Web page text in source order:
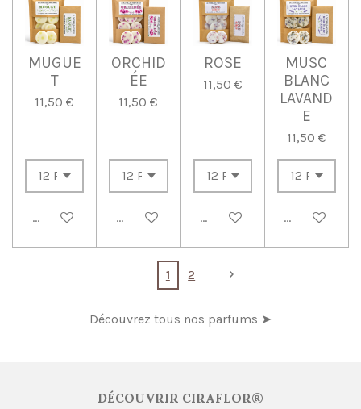
MUGUE
T
11,50 €
Ajouter au panier
ORCHID
ÉE
11,50 €
Ajouter au panier
ROSE
11,50 €
Ajouter au panier
MUSC
BLANC
LAVAND
E
11,50 €
Ajouter au
1 2
Découvrez tous nos parfums ➤
DÉCOUVRIR CIRAFLOR®